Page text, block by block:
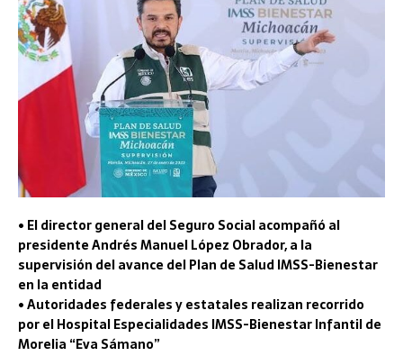
• El director general del Seguro Social acompañó al
presidente Andrés Manuel López Obrador, a la
supervisión del avance del Plan de Salud IMSS-Bienestar
en la entidad
• Autoridades federales y estatales realizan recorrido
por el Hospital Especialidades IMSS-Bienestar Infantil de
Morelia “Eva Sámano”